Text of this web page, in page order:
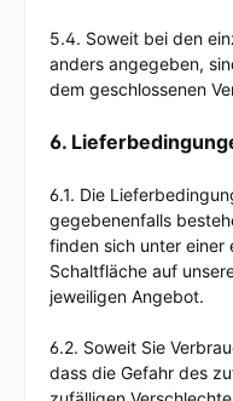
5.4. Soweit bei den
anders angegeben,
dem geschlossenen
6.
6.1. Die
gegebenenfalls
finden sich unter
Schaltfläche auf
jeweiligen Angebot.
6.2. Soweit Sie
dass die Gefahr des